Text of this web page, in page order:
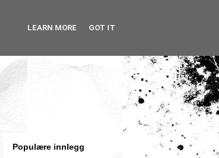
Populære innlegg
LEARN MORE GOT IT